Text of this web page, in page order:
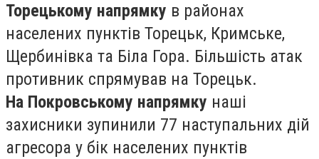
Торецькому напрямку в районах
населених пунктів Торецьк, Кримське,
Щербинівка та Біла Гора. Більшість атак
противник спрямував на Торецьк.
На Покровському напрямку наші
захисники зупинили 77 наступальних дій
агресора у бік населених пунктів